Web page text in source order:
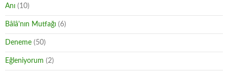
Anı (10)
Bâlâ'nın Mutfağı (6)
Deneme (50)
Eğleniyorum (2)